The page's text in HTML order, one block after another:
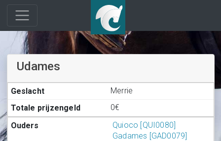
Udames
Merrie
0€
Quioco [QUI0080]
Gadames [GAD0079]